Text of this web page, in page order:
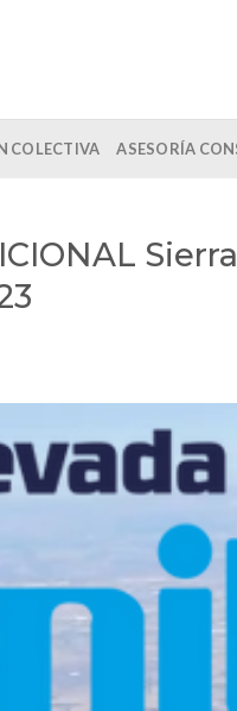
COLECTIVA ASESORÍA